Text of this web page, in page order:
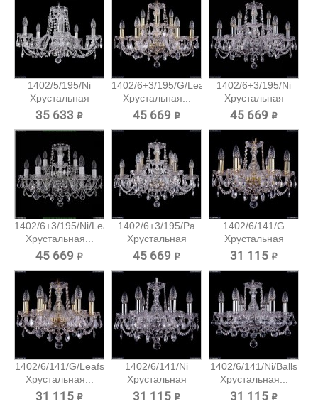
1402/5/195/Ni
Хрустальная
подвесная...
35 633 ₽
1402/6+3/195/G/Leafs
Хрустальная...
45 669 ₽
1402/6+3/195/Ni
Хрустальная
подвесная...
45 669 ₽
1402/6+3/195/Ni/Leafs
Хрустальная...
45 669 ₽
1402/6+3/195/Pa
Хрустальная
подвесная...
45 669 ₽
1402/6/141/G
Хрустальная
подвесная...
31 115 ₽
1402/6/141/G/Leafs
Хрустальная...
31 115 ₽
1402/6/141/Ni
Хрустальная
подвесная...
31 115 ₽
1402/6/141/Ni/Balls
Хрустальная...
31 115 ₽